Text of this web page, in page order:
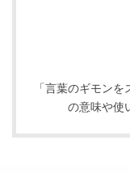
「言葉のギモン
の意味や使